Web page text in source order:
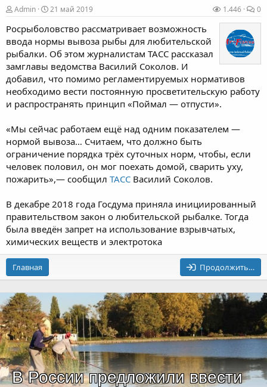
Admin 21 май 2019 1.446 0
Росрыболовство рассматривает возможность
ввода нормы вывоза рыбы для любительской
рыбалки. Об этом журналистам ТАСС рассказал
замглавы ведомства Василий Соколов. И
добавил, что помимо регламентируемых нормативов
необходимо вести постоянную просветительскую работу
и распространять принцип «Поймал — отпусти».
«Мы сейчас работаем ещё над одним показателем —
нормой вывоза… Считаем, что должно быть
ограничение порядка трёх суточных норм, чтобы, если
человек половил, он мог поехать домой, сварить уху,
пожарить»,— сообщил ТАСС Василий Соколов.
В декабре 2018 года Госдума приняла инициированный
правительством закон о любительской рыбалке. Тогда
была введён запрет на использование взрывчатых,
химических веществ и электротока
Главная Продолжить…
В России предложили ввести